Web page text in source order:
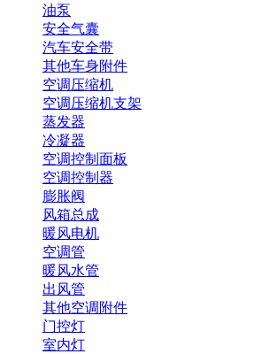
油泵
安全气囊
汽车安全带
其他车身附件
空调压缩机
空调压缩机支架
蒸发器
冷凝器
空调控制面板
空调控制器
膨胀阀
风箱总成
暖风电机
空调管
暖风水管
出风管
其他空调附件
门控灯
室内灯